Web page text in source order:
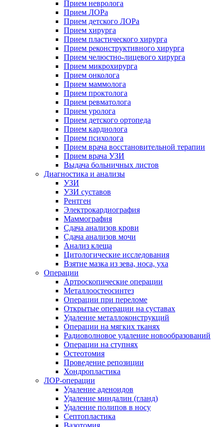
Прием невролога
Прием ЛОРа
Прием детского ЛОРа
Прием хирурга
Прием пластического хирурга
Прием реконструктивного хирурга
Прием челюстно-лицевого хирурга
Прием микрохирурга
Прием онколога
Прием маммолога
Прием проктолога
Прием ревматолога
Прием уролога
Прием детского ортопеда
Прием кардиолога
Прием психолога
Прием врача восстановительной терапии
Прием врача УЗИ
Выдача больничных листов
Диагностика и анализы
УЗИ
УЗИ суставов
Рентген
Электрокардиография
Маммография
Сдача анализов крови
Сдача анализов мочи
Анализ клеща
Цитологические исследования
Взятие мазка из зева, носа, уха
Операции
Артроскопические операции
Металлоостеосинтез
Операции при переломе
Открытые операции на суставах
Удаление металлоконструкций
Операции на мягких тканях
Радиоволновое удаление новообразований
Операции на ступнях
Остеотомия
Проведение репозиции
Хондропластика
ЛОР-операции
Удаление аденоидов
Удаление миндалин (гланд)
Удаление полипов в носу
Септопластика
Вазотомия